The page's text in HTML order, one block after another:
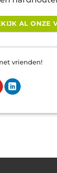
AL ONZE
vrienden!